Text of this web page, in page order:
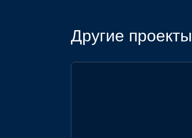
Другие проекты